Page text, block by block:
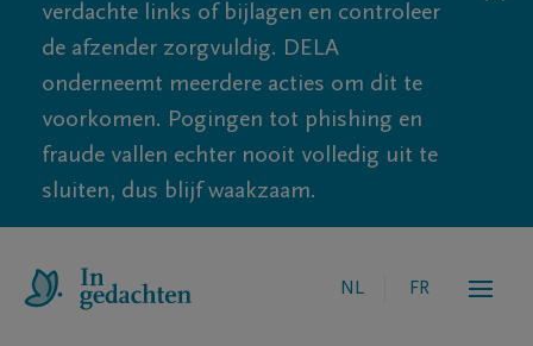
verdachte links of bijlagen en controleer
de afzender zorgvuldig. DELA
onderneemt meerdere acties om dit te
voorkomen. Pogingen tot phishing en
fraude vallen echter nooit volledig uit te
sluiten, dus blijf waakzaam.
NL FR